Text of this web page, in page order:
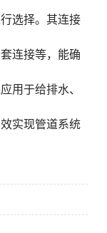
选择。其连接
连接等，能确
用于给排水、
实现管道系统